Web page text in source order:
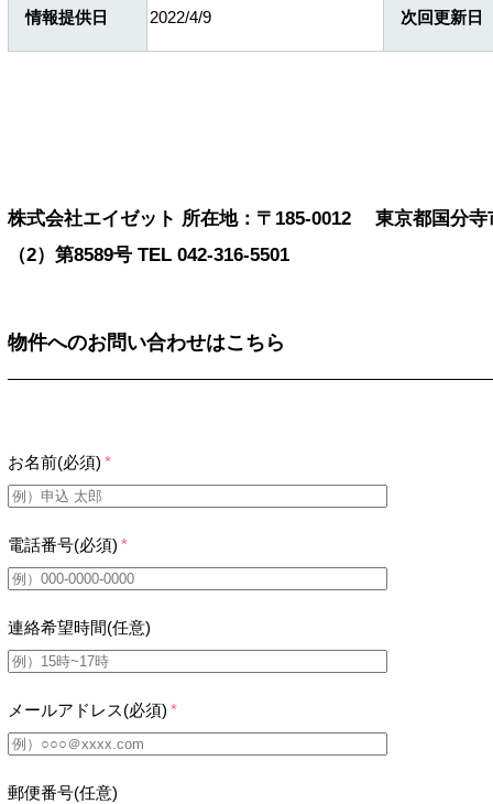
情報提供日 2022/4/9 次回更新日
株式会社エイゼット 所在地：〒185-0012 東京都国分寺
（2）第8589号 TEL 042-316-5501
物件へのお問い合わせはこちら
お名前(必須) *
電話番号(必須) *
連絡希望時間(任意)
メールアドレス(必須) *
郵便番号(任意)